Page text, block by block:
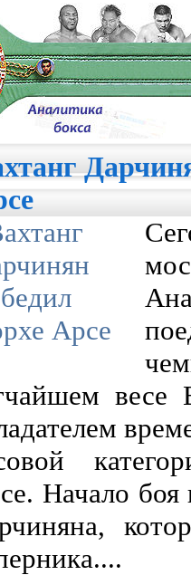
весе
Начало